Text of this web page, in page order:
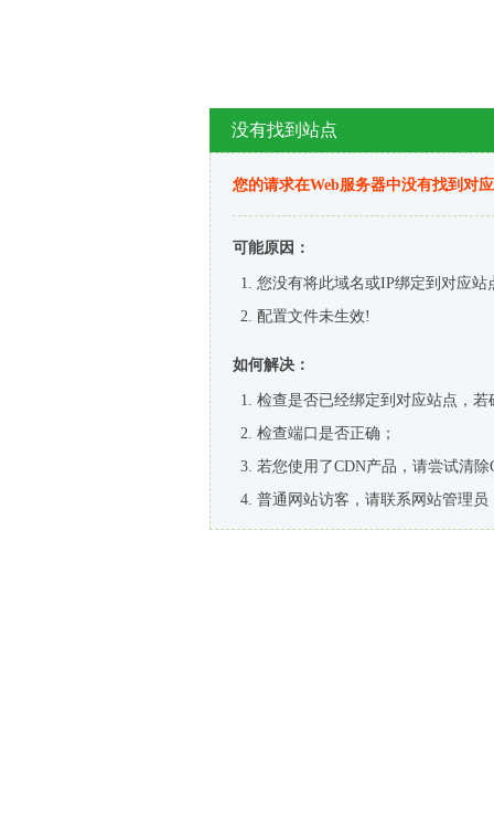
没有找到站点
您的请求在Web服务器中没有找到对
可能原因：
您没有将此域名或IP绑定到对应站
配置文件未生效!
如何解决：
检查是否已经绑定到对应站点，
检查端口是否正确；
若您使用了CDN产品，请尝试清除
普通网站访客，请联系网站管理员